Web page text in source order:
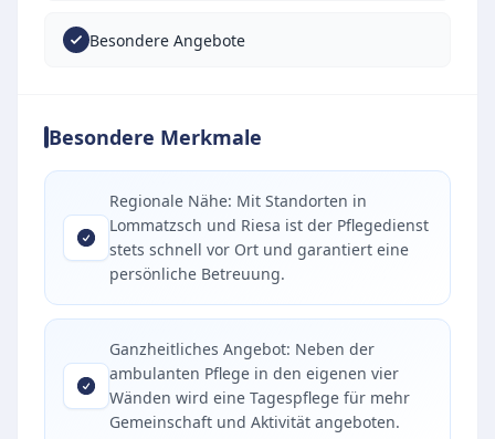
Besondere Angebote
Besondere Merkmale
Regionale Nähe: Mit Standorten in
Lommatzsch und Riesa ist der Pflegedienst
stets schnell vor Ort und garantiert eine
persönliche Betreuung.
Ganzheitliches Angebot: Neben der
ambulanten Pflege in den eigenen vier
Wänden wird eine Tagespflege für mehr
Gemeinschaft und Aktivität angeboten.